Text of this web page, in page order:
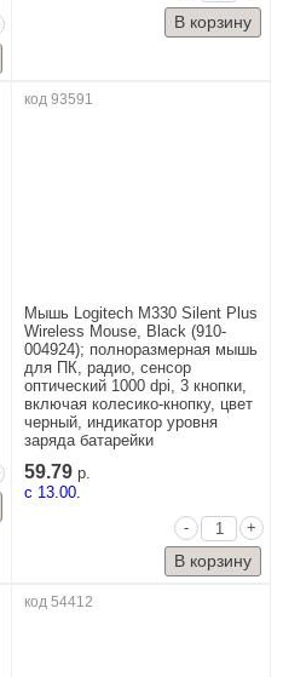
код 93591
Мышь Logitech M330 Silent Plus
Wireless Mouse, Black (910-
004924); полноразмерная мышь
для ПК, радио, сенсор
оптический 1000 dpi, 3 кнопки,
включая колесико-кнопку, цвет
черный, индикатор уровня
заряда батарейки
59.79 р.
c 13.00.
-
+
код 54412